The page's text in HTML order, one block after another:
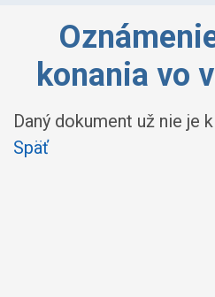
konania vo
Daný dokument už nie je
Späť